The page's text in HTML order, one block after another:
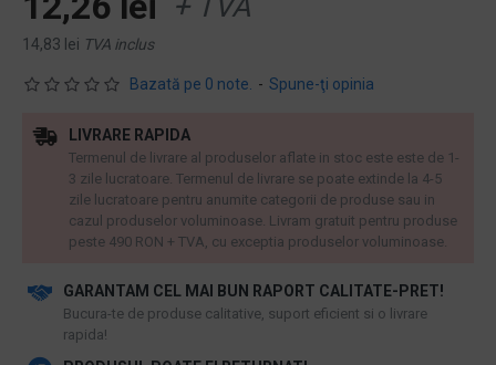
Bazată pe 0 note. - Spune-ţi opinia
14,83 lei TVA inclus
GARANTAM CEL MAI BUN RAPORT CALITATE-PRET!
​Bucura-te de produse calitative, suport eficient si o livrare
rapida!
LIVRARE RAPIDA
Termenul de livrare al produselor aflate in stoc este este de 1-
3 zile lucratoare. Termenul de livrare se poate extinde la 4-5
zile lucratoare pentru anumite categorii de produse sau in
cazul produselor voluminoase. Livram gratuit pentru produse
peste 490 RON + TVA, cu exceptia produselor voluminoase.